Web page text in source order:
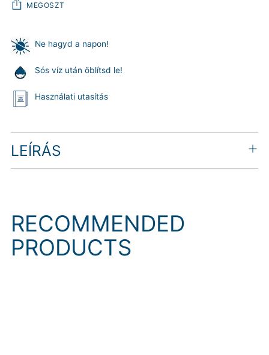
MEGOSZT
Ne hagyd a napon!
Sós víz után öblítsd le!
Használati utasítás
Termék
hozzáadása
LEÍRÁS
RECOMMENDED
PRODUCTS